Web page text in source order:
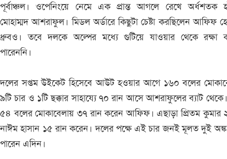
পূর্বাঞ্চল। ওপেনিংয়ে নেমে এক প্রান্ত আগলে রেখে অর্ধশতক
মোহাম্মদ আশরাফুল। মিডল অর্ডারে কিছুটা চেষ্টা করছিলেন আফিফ
ধ্রুবও। তবে দলকে অল্পের মধ্যে গুটিয়ে যাওয়ার থেকে রক্ষা
পারেননি।
দলের সপ্তম উইকেট হিসেবে আউট হওয়ার আগে ১৬০ বলের
৯টি চার ও ১টি ছক্কার সাহায্যে ৭০ রান আসে আশরাফুলের ব্যাট
৫৪ বলের মোকাবেলায় ৩৭ রান করেন আফিফ। এছাড়া প্রিতম কুমার
নাঈম হাসান ১৫ রান করেন। দলের পক্ষে এই চার জনই মূলত দুই
পারেন এদিন।